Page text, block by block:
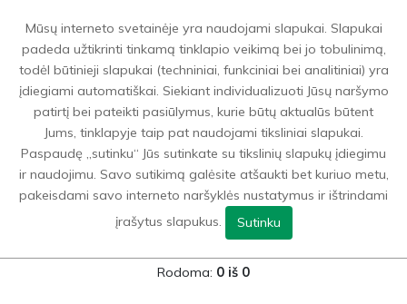
Tinklinis
GRĮŽTI ATGAL ĮTINKLINIS
FILTRAI
Rodoma: 0 iš 0
Mūsų interneto svetainėje yra naudojami slapukai. Slapukai
padeda užtikrinti tinkamą tinklapio veikimą bei jo tobulinimą,
todėl būtinieji slapukai (techniniai, funkciniai bei analitiniai) yra
įdiegiami automatiškai. Siekiant individualizuoti Jūsų naršymo
patirtį bei pateikti pasiūlymus, kurie būtų aktualūs būtent
Jums, tinklapyje taip pat naudojami tiksliniai slapukai.
Paspaudę „sutinku“ Jūs sutinkate su tikslinių slapukų įdiegimu
ir naudojimu. Savo sutikimą galėsite atšaukti bet kuriuo metu,
pakeisdami savo interneto naršyklės nustatymus ir ištrindami
įrašytus slapukus.
Sutinku